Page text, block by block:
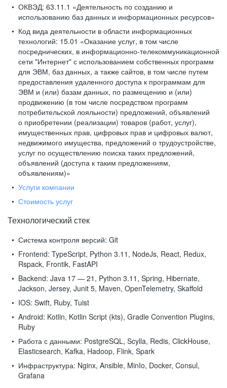
ОКВЭД: 63.11.1 «Деятельность по созданию и
использованию баз данных и информационных ресурсов»
Код вида деятельности в области информационных
технологий: 15.01 «Оказание услуг, в том числе
посреднических, в информационно-телекоммуникационной
сети "Интернет" с использованием собственных программ
для ЭВМ, баз данных, а также сайтов, в том числе путем
предоставления удаленного доступа к программам для
ЭВМ и (или) базам данных, по размещению и (или)
продвижению (в том числе посредством программ
потребительской лояльности) предложений, объявлений
о приобретении (реализации) товаров (работ, услуг),
имущественных прав, цифровых прав и цифровых валют,
недвижимого имущества, предложений о трудоустройстве,
услуг по осуществлению поиска таких предложений,
объявлений (доступа к таким предложениям,
объявлениям)»
Услуги компании
Стоимость услуг
Технологический стек
Система контроля версий: Git
Frontend: TypeScript, Python 3.11, NodeJs, React, Redux,
Rspack, Frontik, FastAPI
Backend: Java 17 — 21, Python 3.11, Spring, Hibernate,
Jackson, Jersey, Junit 5, Maven, OpenTelemetry, Skaffold
IOS: Swift, Ruby, Tuist
Android: Kotlin, Kotlin Script (kts), Gradle Convention Plugins,
Ruby
Работа с данными: PostgreSQL, Scylla, Redis, ClickHouse,
Elasticsearch, Kafka, Hadoop, Flink, Spark
Инфраструктура: Nginx, Ansible, MinIo, Docker, Consul,
Grafana